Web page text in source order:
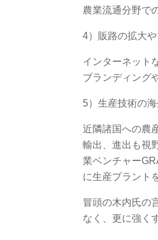
農業流通分野で
4）販路の拡大
インターネット
ブランディング
5）生産技術の
近隣諸国への農
輸出、進出も視
業ベンチャー
に生産プラント
冒頭の木内氏の
なく、更に強く